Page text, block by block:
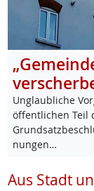
Un­glaub­li­che
öf­f­ent­li­chen Teil
nun­gen…
Aus Stadt